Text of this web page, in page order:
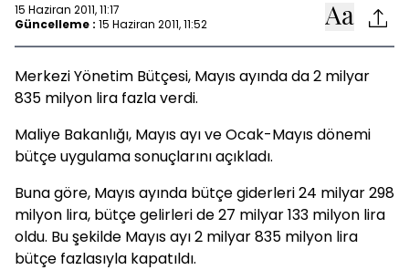
15 Haziran 2011, 11:17
Güncelleme : 15 Haziran 2011, 11:52
Merkezi Yönetim Bütçesi, Mayıs ayında da 2 milyar
835 milyon lira fazla verdi.
Maliye Bakanlığı, Mayıs ayı ve Ocak-Mayıs dönemi
bütçe uygulama sonuçlarını açıkladı.
Buna göre, Mayıs ayında bütçe giderleri 24 milyar 298
milyon lira, bütçe gelirleri de 27 milyar 133 milyon lira
oldu. Bu şekilde Mayıs ayı 2 milyar 835 milyon lira
bütçe fazlasıyla kapatıldı.